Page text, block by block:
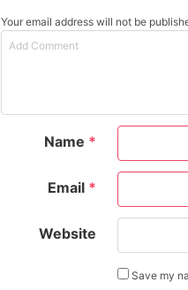
Your email address will not be
Name *
Email *
Website
Save my